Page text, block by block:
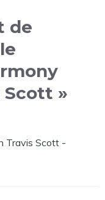
de
Scott »
Travis Scott -